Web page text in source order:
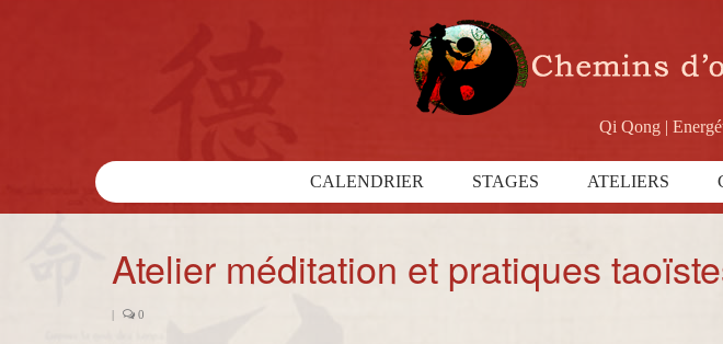
Qi Qong |
CALENDRIER STAGES ATELIERS
Atelier méditation et pratiques
| 0